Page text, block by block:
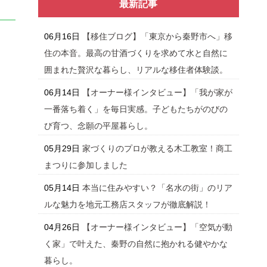
最新記事
06月16日
【移住ブログ】「東京から秦野市へ」移
住の本音。最高の甘酒づくりを求めて水と自然に
囲まれた贅沢な暮らし、リアルな移住者体験談。
06月14日
【オーナー様インタビュー】「我が家が
一番落ち着く」を毎日実感。子どもたちがのびの
び育つ、念願の平屋暮らし。
05月29日 家づくりのプロが教える木工教室！商工
まつりに参加しました
05月14日 本当に住みやすい？「名水の街」のリア
ルな魅力を地元工務店スタッフが徹底解説！
04月26日
【オーナー様インタビュー】「空気が動
く家」で叶えた、秦野の自然に抱かれる健やかな
暮らし。